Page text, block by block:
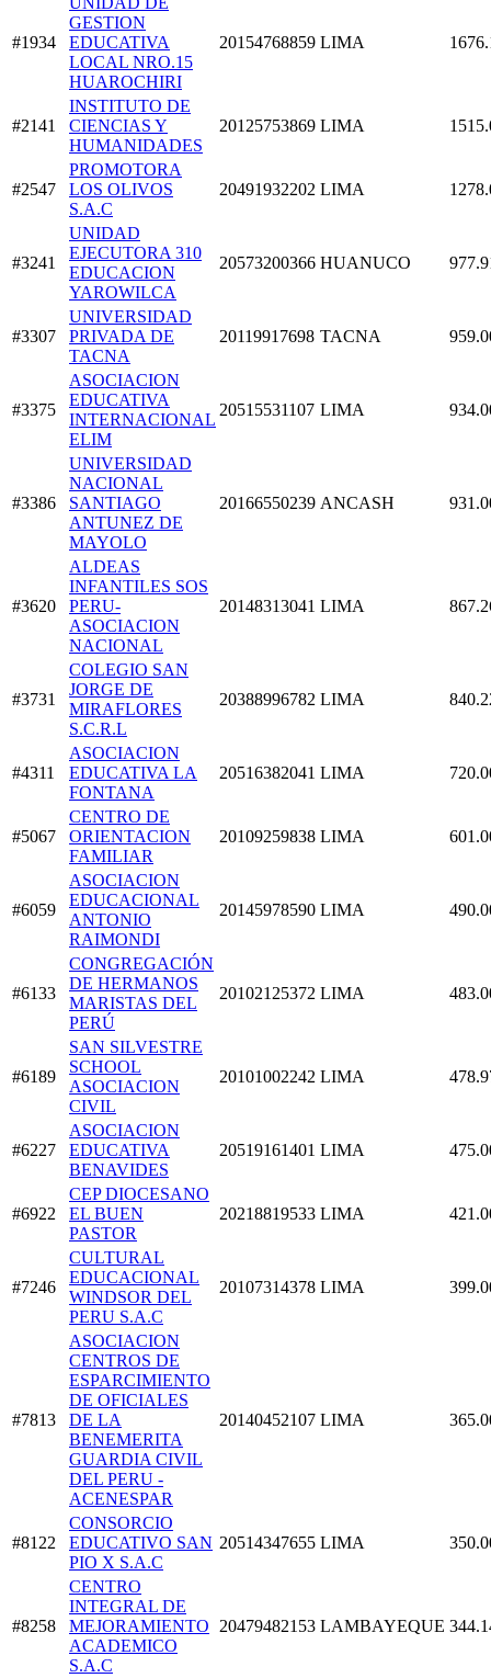
#1934
GESTION
EDUCATIVA
LOCAL NRO.15
HUAROCHIRI
20154768859 LIMA
#2141
INSTITUTO DE
CIENCIAS Y
HUMANIDADES
20125753869 LIMA
#2547
PROMOTORA
LOS OLIVOS
S.A.C
20491932202 LIMA
#3241
UNIDAD
EJECUTORA 310
EDUCACION
YAROWILCA
20573200366 HUANUCO
#3307
UNIVERSIDAD
PRIVADA DE
TACNA
20119917698 TACNA
#3375
ASOCIACION
EDUCATIVA
INTERNACIONAL
ELIM
20515531107 LIMA
#3386
UNIVERSIDAD
NACIONAL
SANTIAGO
ANTUNEZ DE
MAYOLO
20166550239 ANCASH
#3620
ALDEAS
INFANTILES SOS
PERU-
ASOCIACION
NACIONAL
20148313041 LIMA
#3731
COLEGIO SAN
JORGE DE
MIRAFLORES
S.C.R.L
20388996782 LIMA
#4311
ASOCIACION
EDUCATIVA LA
FONTANA
20516382041 LIMA
#5067
CENTRO DE
ORIENTACION
FAMILIAR
20109259838 LIMA
#6059
ASOCIACION
EDUCACIONAL
ANTONIO
RAIMONDI
20145978590 LIMA
#6133
CONGREGACIÓN
DE HERMANOS
MARISTAS DEL
PERÚ
20102125372 LIMA
#6189
SAN SILVESTRE
SCHOOL
ASOCIACION
CIVIL
20101002242 LIMA
#6227
ASOCIACION
EDUCATIVA
BENAVIDES
20519161401 LIMA
#6922
CEP DIOCESANO
EL BUEN
PASTOR
20218819533 LIMA
#7246
CULTURAL
EDUCACIONAL
WINDSOR DEL
PERU S.A.C
20107314378 LIMA
#7813
ASOCIACION
CENTROS DE
ESPARCIMIENTO
DE OFICIALES
DE LA
BENEMERITA
GUARDIA CIVIL
DEL PERU -
ACENESPAR
20140452107 LIMA
#8122
CONSORCIO
EDUCATIVO SAN
PIO X S.A.C
20514347655 LIMA
#8258
CENTRO
INTEGRAL DE
MEJORAMIENTO
ACADEMICO
S.A.C
20479482153 LAMBAYEQUE